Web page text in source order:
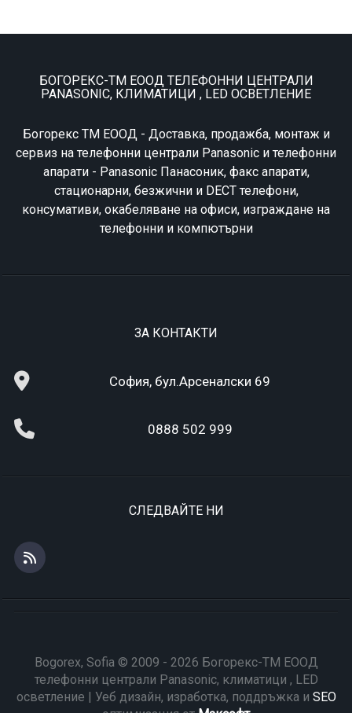
БОГОРЕКС-ТМ ЕООД ТЕЛЕФОННИ ЦЕНТРАЛИ
PANASONIC, КЛИМАТИЦИ , LED ОСВЕТЛЕНИЕ
Богорекс ТМ ЕООД - Доставка, продажба, монтаж и
сервиз на телефонни централи Panasonic и телефонни
апарати - Panasonic Панасоник, факс апарати,
стационарни, безжични и DECT телефони,
консумативи, окабеляване на офиси, изграждане на
телефонни и компютърни
ЗА КОНТАКТИ
София, бул.Арсеналски 69
0888 502 999
СЛЕДВАЙТЕ НИ
Bogorex, Sofia © 2009 - 2026 Богорекс-ТМ ЕООД
телефонни централи Panasonic, климатици , LED
осветление | Уеб дизайн, изработка, поддръжка и SEO